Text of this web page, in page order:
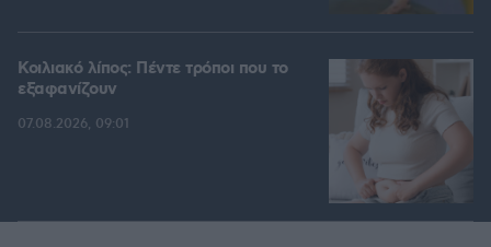
Κοιλιακό λίπος: Πέντε τρόποι που το
εξαφανίζουν
07.08.2026, 09:01